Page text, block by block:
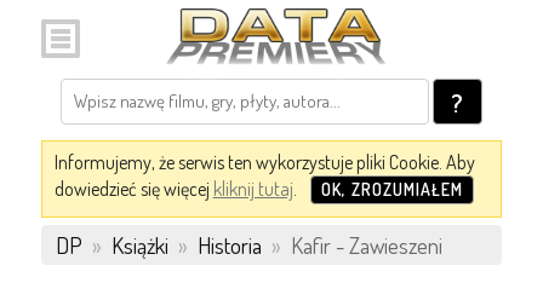
?
Informujemy, że serwis ten wykorzystuje pliki Cookie. Aby
dowiedzieć się więcej kliknij tutaj. OK, ZROZUMIAŁEM
DP » Książki » Historia » Kafir - Zawieszeni